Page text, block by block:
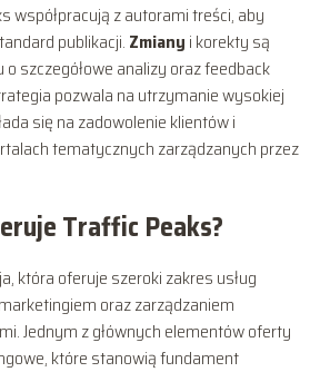
współpracują z autorami treści, aby
publikacji. Zmiany i korekty są
szczegółowe analizy oraz feedback
pozwala na utrzymanie wysokiej
się na zadowolenie klientów i
tematycznych zarządzanych przez
Traffic Peaks?
która oferuje szeroki zakres usług
oraz zarządzaniem
Jednym z głównych elementów oferty
które stanowią fundament